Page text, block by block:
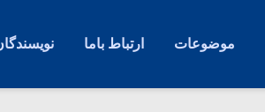
موضوعات ارتباط باما